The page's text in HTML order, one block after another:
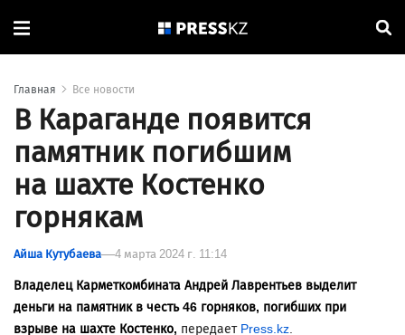
Главная Все новости
В Караганде появится
памятник погибшим
на шахте Костенко
горнякам
Айша Кутубаева 4 марта 2024 г. 11:14
Владелец Карметкомбината Андрей Лаврентьев выделит
деньги на памятник в честь 46 горняков, погибших при
взрыве на шахте Костенко, передает Press.kz.